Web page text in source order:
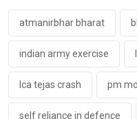
atmanirbhar bharat
indian army exercise
lca tejas crash pm
self reliance in defence